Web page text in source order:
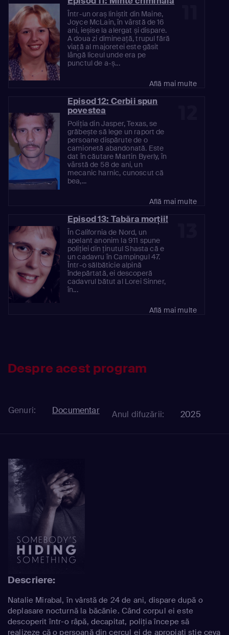
Într-un oraș liniștit din Maine,
Joyce McLain, în vârstă de 16
ani, ieșise la alergat și dispare.
A doua zi dimineață, trupul fără
viață al majoretei este găsit
lângă liceul unde era pe
punctul de a-ș...
Află mai multe
Episod 12: Cerbii spun
povestea
Poliția din Jasper, Texas, se
grăbește să lege un raport de
persoane dispărute de o
camionetă abandonată. Este
dat în căutare Martin Byerly, în
vârstă de 58 de ani, un
mecanic harnic, cunoscut că
bea,...
Află mai multe
Episod 13: Tabăra morții!
În California de Nord, un
apelant anonim la 911 spune
poliției din ținutul Shasta că e
un cadavru în Campingul 47.
Într-o sălbăticie alpină
îndepărtată, ei descoperă
cadavrul bătut al Lorei Sinner,
în...
Află mai multe
Despre acest program
Genuri: Documentar Anul difuzării: 2025
Descriere:
Natalie Mirabal, în vârstă de 24 de ani, dispare după o
deplasare nocturnă la băcănie. Când corpul ei este
descoperit într-o râpă, decapitat, poliția începe să
realizeze că o persoană din cercul ei de apropiați știe ceva